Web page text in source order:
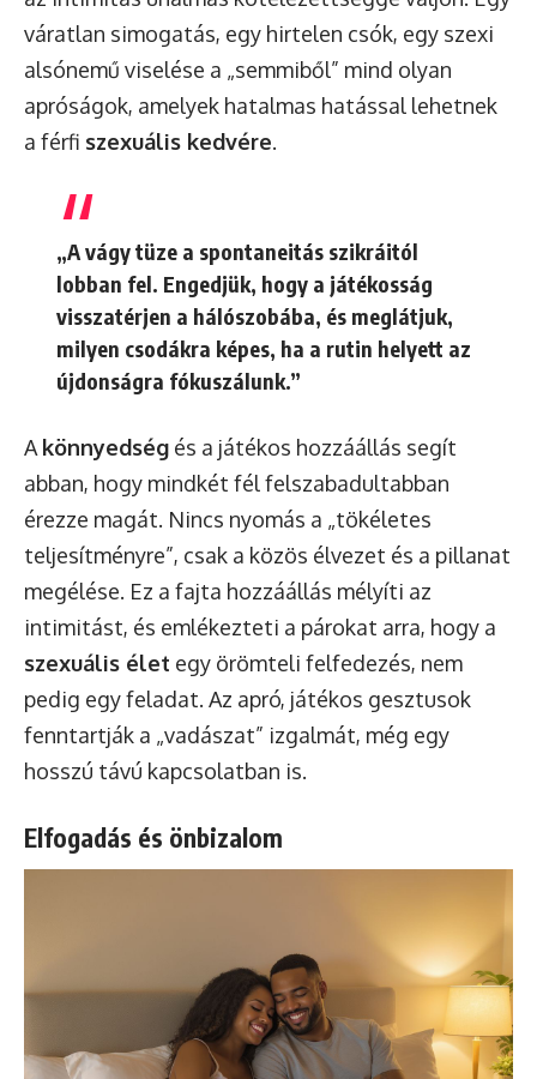
váratlan simogatás, egy hirtelen csók, egy szexi
alsónemű viselése a „semmiből” mind olyan
apróságok, amelyek hatalmas hatással lehetnek
a férfi szexuális kedvére.
„A vágy tüze a spontaneitás szikráitól
lobban fel. Engedjük, hogy a játékosság
visszatérjen a hálószobába, és meglátjuk,
milyen csodákra képes, ha a rutin helyett az
újdonságra fókuszálunk.”
A könnyedség és a játékos hozzáállás segít
abban, hogy mindkét fél felszabadultabban
érezze magát. Nincs nyomás a „tökéletes
teljesítményre”, csak a közös élvezet és a pillanat
megélése. Ez a fajta hozzáállás mélyíti az
intimitást, és emlékezteti a párokat arra, hogy a
szexuális élet egy örömteli felfedezés, nem
pedig egy feladat. Az apró, játékos gesztusok
fenntartják a „vadászat” izgalmát, még egy
hosszú távú kapcsolatban is.
Elfogadás és önbizalom